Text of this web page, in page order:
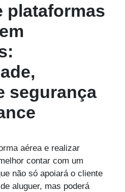
plataformas
segurança
aéreae realizar
contar com um
não só apoiará o cliente
aluguer, mas poderá